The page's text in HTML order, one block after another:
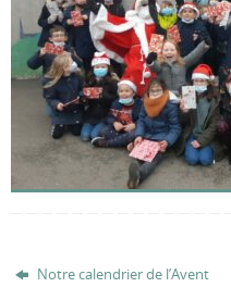
Notre calendrier de l’Avent